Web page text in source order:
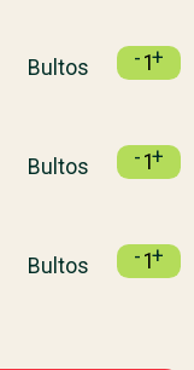
Bultos +
-
Bultos +
-
Bultos +
-